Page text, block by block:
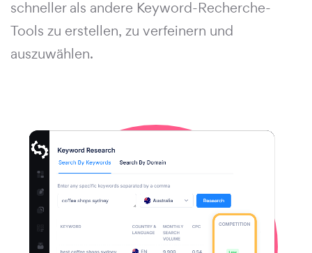
schneller als andere Keyword-Recherche-
Tools zu erstellen, zu verfeinern und
auszuwählen.